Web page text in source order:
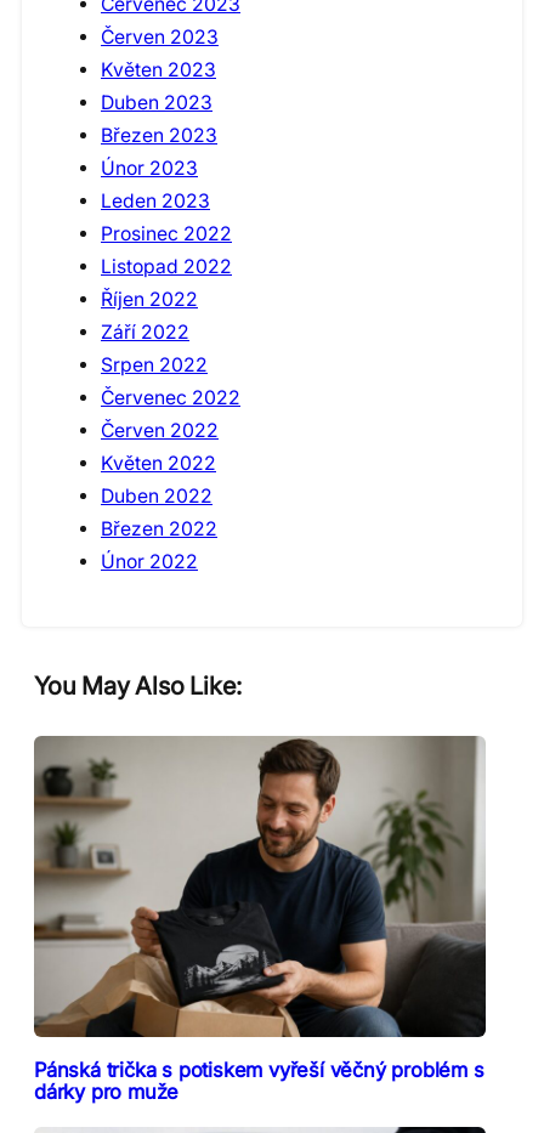
Červen 2023
Květen 2023
Duben 2023
Březen 2023
Únor 2023
Leden 2023
Prosinec 2022
Listopad 2022
Říjen 2022
Září 2022
Srpen 2022
Červenec 2022
Červen 2022
Květen 2022
Duben 2022
Březen 2022
Únor 2022
You May Also Like:
Pánská trička s potiskem vyřeší věčný problém s
dárky pro muže